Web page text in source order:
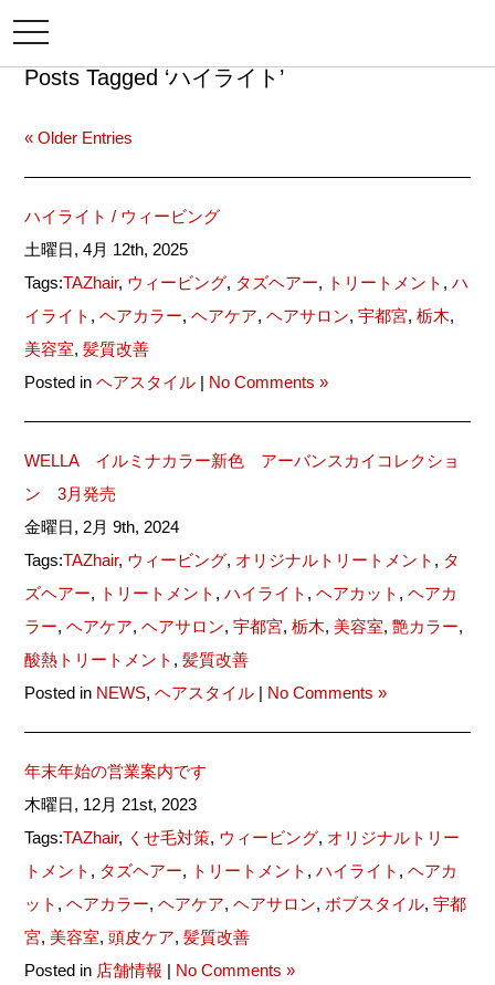
メ
ニ
ュ
ー
Posts Tagged ‘ハイライト’
« Older Entries
ハイライト / ウィービング
土曜日, 4月 12th, 2025
Tags:TAZhair, ウィービング, タズヘアー, トリートメント ,ハ
イライト ,ヘアカラー,ヘアケア,ヘアサロン,宇都宮,栃木,
美容室,髪質改善
Posted inヘアスタイル | No Comments »
WELLA イルミナカラー新色 アーバンスカイコレクショ
ン 3月発売
金曜日, 2月 9th, 2024
Tags:TAZhair, ウィービング, オリジナルトリートメント , タ
ズヘアー, トリートメント ,ハイライト ,ヘアカット ,ヘアカ
ラー,ヘアケア,ヘアサロン,宇都宮,栃木, 美容室,艶カラー,
酸熱トリートメント ,髪質改善
Posted in NEWS,ヘアスタイル | No Comments »
年末年始の営業案内です
木曜日, 12月 21st, 2023
Tags:TAZhair, くせ毛対策, ウィービング, オリジナルトリー
トメント , タズヘアー, トリートメント ,ハイライト ,ヘアカ
ット ,ヘアカラー,ヘアケア,ヘアサロン, ボブスタイル,宇都
宮, 美容室,頭皮ケア,髪質改善
Posted in 店舗情報 | No Comments »